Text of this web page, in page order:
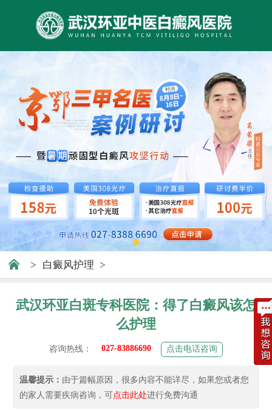
> 白癜风护理 >
武汉环亚白斑专科医院：得了白癜风该怎
么护理
咨询热线： 027-83886690 点击电话咨询
温馨提示： 由于篇幅原因，很多内容不能详尽，如果您或者您
的家人需要疾病咨询，可点击此处进行免费沟通